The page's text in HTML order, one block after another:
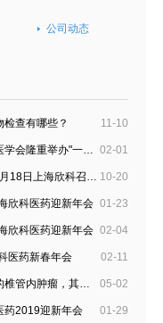
公司动态
11-10
检查有哪些？
02-01
上海市核医学会隆重举办"一县一科"建设启动仪式
10-20
2017年10月18日上海欣科召开“员工行为约定”宣贯会
01-23
欣科医药迎新年会
02-04
欣科医药迎新年会
02-11
医药新春年会
05-02
你不知道的椎管内肿瘤，其实是这样的！
01-29
药2019迎新年会